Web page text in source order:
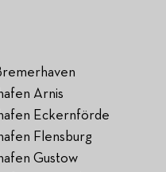
Arnis
Eckernförde
Flensburg
Gustow